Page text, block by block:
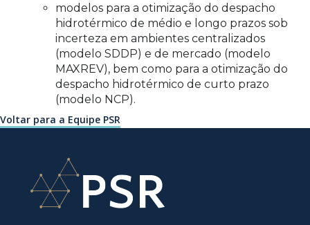
modelos para a otimização do despacho
hidrotérmico de médio e longo prazos sob
incerteza em ambientes centralizados
(modelo SDDP) e de mercado (modelo
MAXREV), bem como para a otimização do
despacho hidrotérmico de curto prazo
(modelo NCP).
Voltar para a Equipe PSR